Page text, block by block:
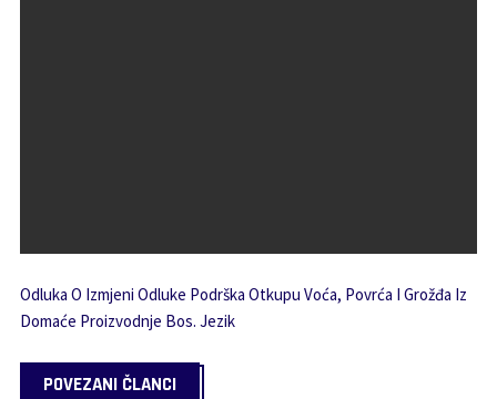
Odluka O Izmjeni Odluke Podrška Otkupu Voća, Povrća I Grožđa Iz
Domaće Proizvodnje Bos. Jezik
POVEZANI ČLANCI